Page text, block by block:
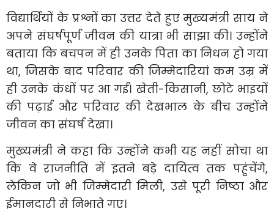
विद्यार्थियों के प्रश्नों का उत्तर देते हुए मुख्यमंत्री साय ने
अपने संघर्षपूर्ण जीवन की यात्रा भी साझा की। उन्होंने
बताया कि बचपन में ही उनके पिता का निधन हो गया
था, जिसके बाद परिवार की जिम्मेदारियां कम उम्र में
ही उनके कंधों पर आ गईं। खेती-किसानी, छोटे भाइयों
की पढ़ाई और परिवार की देखभाल के बीच उन्होंने
जीवन का संघर्ष देखा।
मुख्यमंत्री ने कहा कि उन्होंने कभी यह नहीं सोचा था
कि वे राजनीति में इतने बड़े दायित्व तक पहुंचेंगे,
लेकिन जो भी जिम्मेदारी मिली, उसे पूरी निष्ठा और
ईमानदारी से निभाते गए।